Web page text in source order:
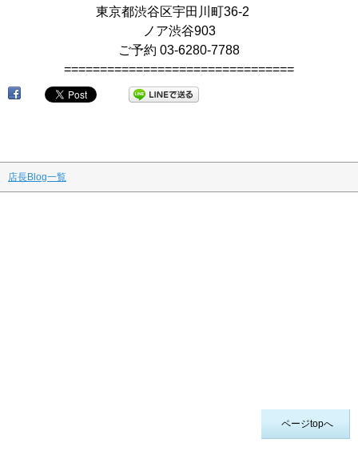
東京都渋谷区宇田川町36-2
ノア渋谷903
ご予約 03-6280-7788
================================
店長Blog一覧
ページtopへ